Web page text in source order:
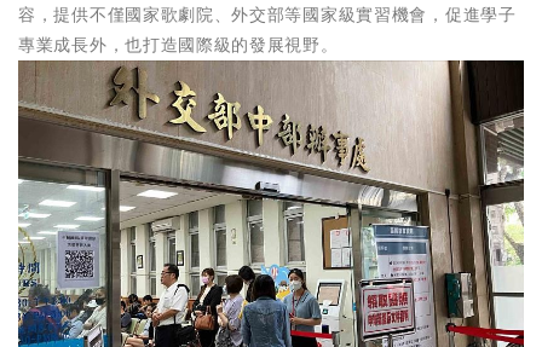
容，提供不僅國家歌劇院、外交部等國家級實習機會，促進學子
專業成長外，也打造國際級的發展視野。